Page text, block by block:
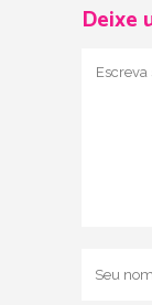
Deixe